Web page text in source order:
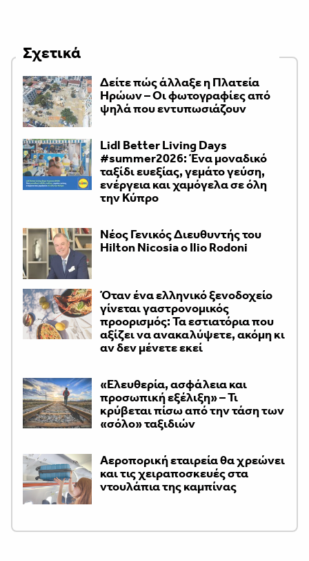
Σχετικά
Δείτε πώς άλλαξε η Πλατεία
Ηρώων – Οι φωτογραφίες από
ψηλά που εντυπωσιάζουν
Lidl Better Living Days
#summer2026: Ένα μοναδικό
ταξίδι ευεξίας, γεμάτο γεύση,
ενέργεια και χαμόγελα σε όλη
την Κύπρο
Νέος Γενικός Διευθυντής του
Hilton Nicosia ο Ilio Rodoni
Όταν ένα ελληνικό ξενοδοχείο
γίνεται γαστρονομικός
προορισμός: Τα εστιατόρια που
αξίζει να ανακαλύψετε, ακόμη κι
αν δεν μένετε εκεί
«Ελευθερία, ασφάλεια και
προσωπική εξέλιξη» – Τι
κρύβεται πίσω από την τάση των
«σόλο» ταξιδιών
Αεροπορική εταιρεία θα χρεώνει
και τις χειραποσκευές στα
ντουλάπια της καμπίνας